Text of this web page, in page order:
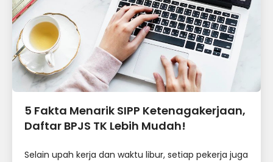
5 Fakta Menarik SIPP Ketenagakerjaan,
Daftar BPJS TK Lebih Mudah!
Selain upah kerja dan waktu libur, setiap pekerja juga